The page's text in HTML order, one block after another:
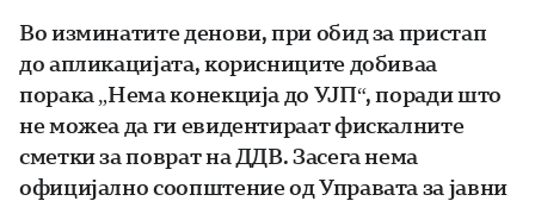
Во изминатите денови, при обид за пристап
до апликацијата, корисниците добиваа
порака „Нема конекција до УЈП“, поради што
не можеа да ги евидентираат фискалните
сметки за поврат на ДДВ. Засега нема
официјално соопштение од Управата за јавни